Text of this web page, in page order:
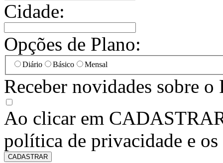
Cidade:
Opções de Plano:
Diário Básico Mensal
Receber novidades sobre
Ao clicar em
política de privacidade e os
CADASTRAR